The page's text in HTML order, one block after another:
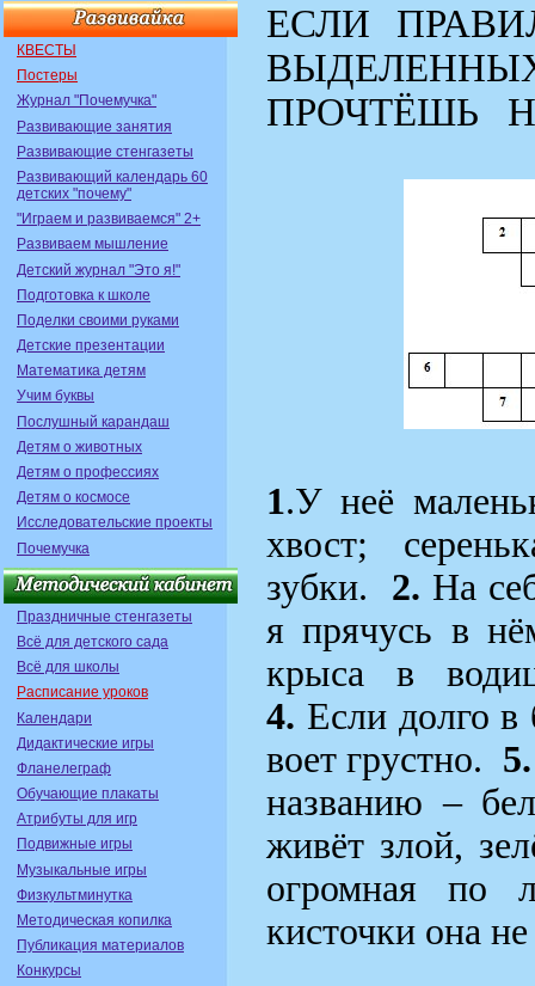
КВЕСТЫ
Постеры
Журнал "Почемучка"
Развивающие занятия
Развивающие стенгазеты
Развивающий календарь 60
детских "почему"
"Играем и развиваемся" 2+
Развиваем мышление
Детский журнал "Это я!"
Подготовка к школе
Поделки своими руками
Детские презентации
Математика детям
Учим буквы
Послушный карандаш
Детям о животных
Детям о профессиях
Детям о космосе
Исследовательские проекты
Почемучка
Праздничные стенгазеты
Всё для детского сада
Всё для школы
Расписание уроков
Календари
Дидактические игры
Фланелеграф
Обучающие плакаты
Атрибуты для игр
Подвижные игры
Музыкальные игры
Физкультминутка
Методическая копилка
Публикация материалов
Конкурсы
ЕСЛИ
ПРОЧТЁШЬ
1.У неё
хвост;
зубки.
2. На
я прячусь в
крыса
в
4. Если долго
воет грустно. 5.
названию –
живёт злой,
огромная по
кисточки она